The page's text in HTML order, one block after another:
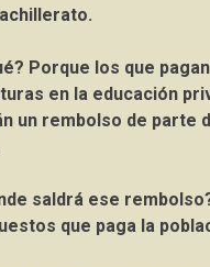
Porque los que pagan
en la educación
un rembolso de parte
saldrá ese
que paga la